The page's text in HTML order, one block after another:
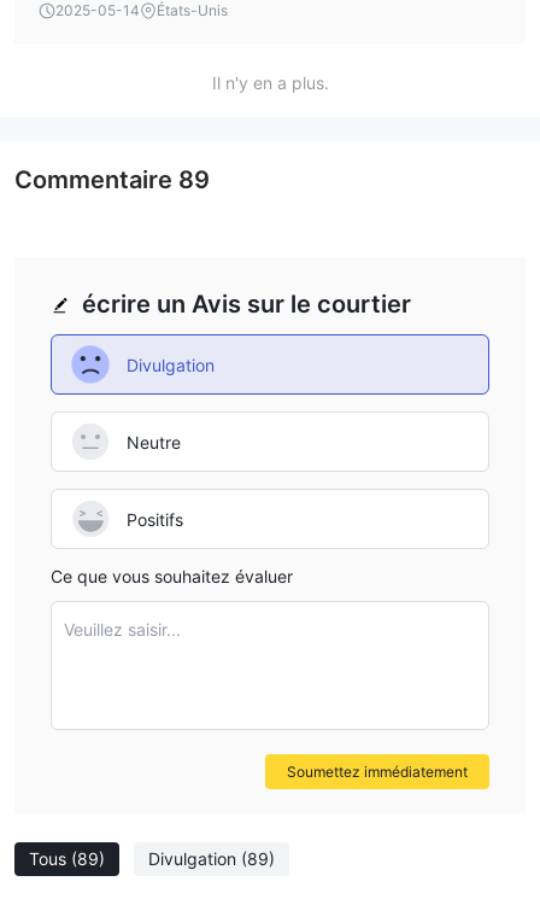
that lacks regulation, especially with something as serious
choose regulated brokers.
2025-05-14
États-Unis
Il n'y en a plus.
Tous (89) Divulgation (89)
écrire un Avis sur le courtier
Divulgation
Neutre
Positifs
Ce que vous souhaitez évaluer
Veuillez saisir...
Soumettez immédiatement
Commentaire 89